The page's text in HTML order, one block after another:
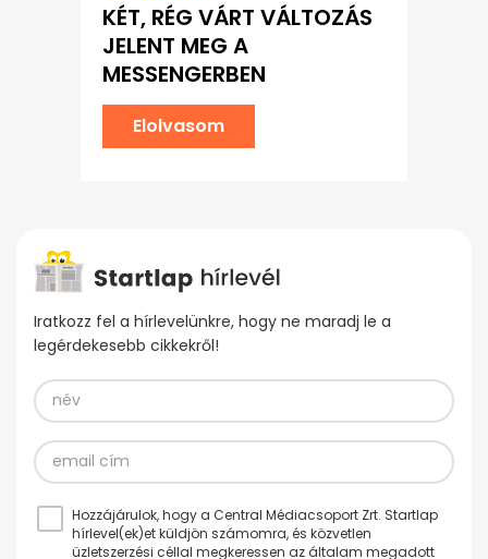
KÉT, RÉG VÁRT VÁLTOZÁS
JELENT MEG A
MESSENGERBEN
Elolvasom
Iratkozz fel a hírlevelünkre, hogy ne maradj le a
legérdekesebb cikkekről!
Hozzájárulok, hogy a Central Médiacsoport Zrt. Startlap
hírlevel(ek)et küldjön számomra, és közvetlen
üzletszerzési céllal megkeressen az általam megadott